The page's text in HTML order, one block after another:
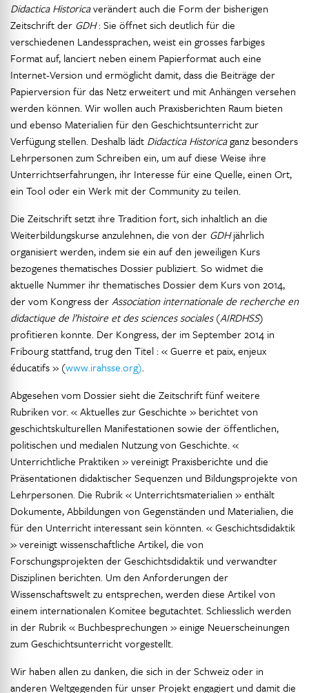
Didactica Historicaverändert auch die Form der bisherigen
Zeitschrift der GDH: Sie öffnet sich deutlich für die
verschiedenen Landessprachen, weist ein grosses farbiges
Format auf, lanciert neben einem Papierformat auch eine
Internet-Version und ermöglicht damit, dass die Beiträge der
Papierversion für das Netz erweitert und mit Anhängen versehen
werden können. Wir wollen auch Praxisberichten Raum bieten
und ebenso Materialien für den Geschichtsunterricht zur
Verfügung stellen. Deshalb lädt Didactica Historicaganz besonders
Lehrpersonen zum Schreiben ein, um auf diese Weise ihre
Unterrichtserfahrungen, ihr Interesse für eine Quelle, einen Ort,
ein Tool oder ein Werk mit der Community zu teilen.
Die Zeitschrift setzt ihre Tradition fort, sich inhaltlich an die
Weiterbildungskurse anzulehnen, die von der GDHjährlich
organisiert werden, indem sie ein auf den jeweiligen Kurs
bezogenes thematisches Dossier publiziert. So widmet die
aktuelle Nummer ihr thematisches Dossier dem Kurs von 2014,
der vom Kongress derAssociation internationale de recherche en
didactique de l’histoire et des sciences sociales(AIRDHSS)
profitieren konnte. Der Kongress, der im September 2014 in
Fribourg stattfand, trug den Titel : « Guerre et paix, enjeux
éducatifs » (www.irahsse.org).
Abgesehen vom Dossier sieht die Zeitschrift fünf weitere
Rubriken vor. « Aktuelles zur Geschichte » berichtet von
geschichtskulturellen Manifestationen sowie der öffentlichen,
politischen und medialen Nutzung von Geschichte. «
Unterrichtliche Praktiken » vereinigt Praxisberichte und die
Präsentationen didaktischer Sequenzen und Bildungsprojekte von
Lehrpersonen. Die Rubrik « Unterrichtsmaterialien » enthält
Dokumente, Abbildungen von Gegenständen und Materialien, die
für den Unterricht interessant sein könnten. « Geschichtsdidaktik
» vereinigt wissenschaftliche Artikel, die von
Forschungsprojekten der Geschichtsdidaktik und verwandter
Disziplinen berichten. Um den Anforderungen der
Wissenschaftswelt zu entsprechen, werden diese Artikel von
einem internationalen Komitee begutachtet. Schliesslich werden
in der Rubrik « Buchbesprechungen » einige Neuerscheinungen
zum Geschichtsunterricht vorgestellt.
Wir haben allen zu danken, die sich in der Schweiz oder in
anderen Weltgegenden für unser Projekt engagiert und damit die